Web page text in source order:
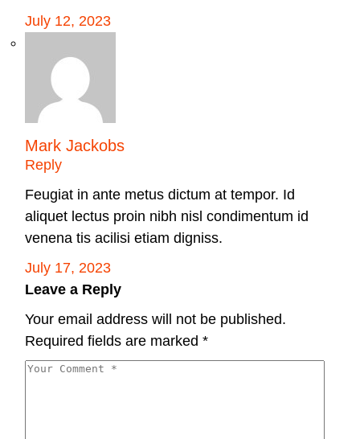
July 12, 2023
Mark Jackobs
Reply
Feugiat in ante metus dictum at tempor. Id
aliquet lectus proin nibh nisl condimentum id
venena tis acilisi etiam digniss.
July 17, 2023
Leave a Reply
Your email address will not be published.
Required fields are marked*